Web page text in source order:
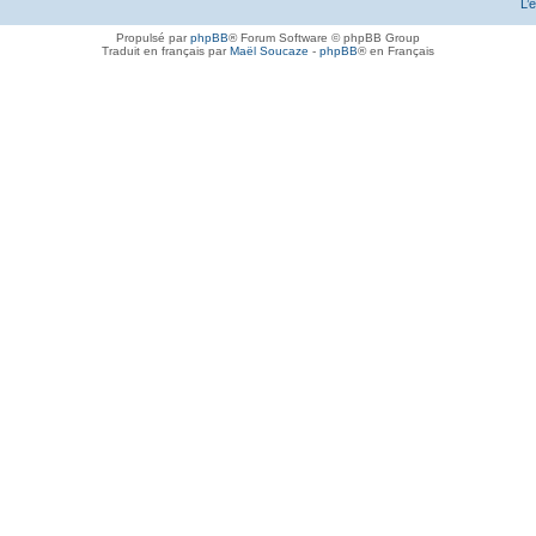
Propulsé parphpBB® Forum Software © phpBB Group
Traduit en français parMaël Soucaze - phpBB® en Français